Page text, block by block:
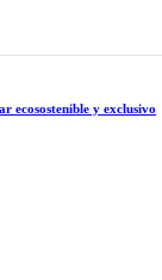
ecosostenible y exclusivo